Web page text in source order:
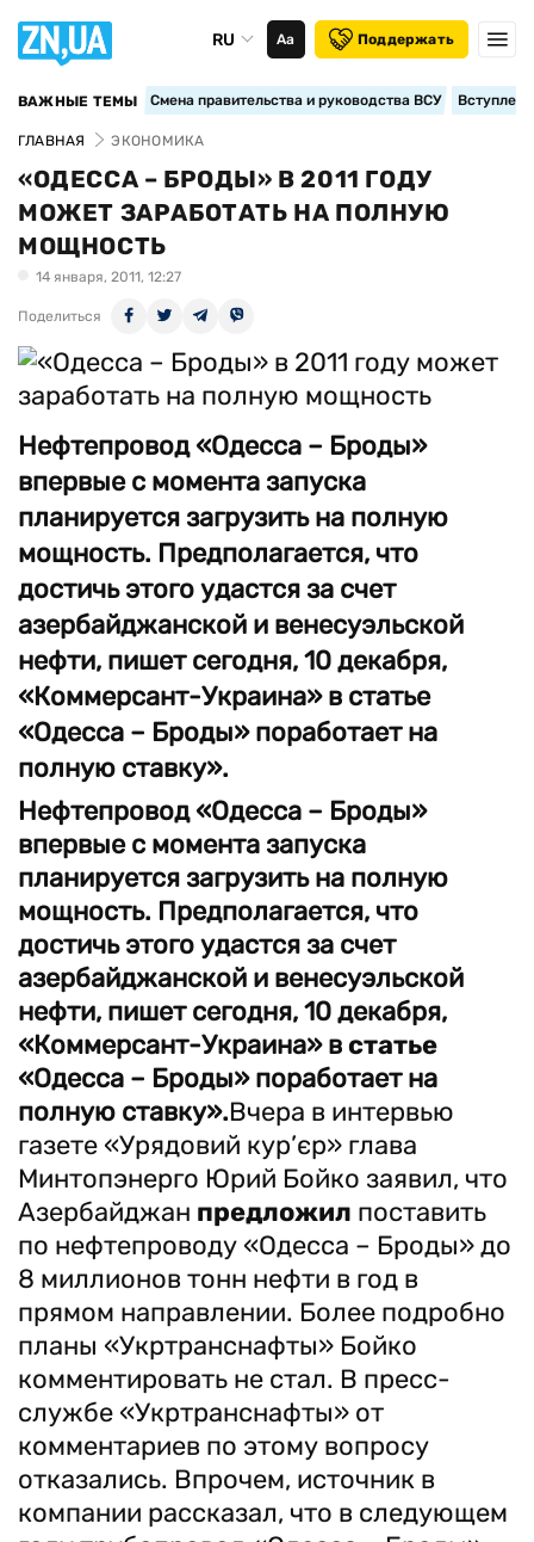
RU Аа Поддержать
ВАЖНЫЕ ТЕМЫ Смена правительства и руководства ВСУ
ГЛАВНАЯ ЭКОНОМИКА
«ОДЕССА – БРОДЫ» В 2011 ГОДУ
МОЖЕТ ЗАРАБОТАТЬ НА ПОЛНУЮ
МОЩНОСТЬ
14 января, 2011, 12:27
Поделиться
Нефтепровод «Одесса – Броды»
впервые с момента запуска
планируется загрузить на полную
мощность. Предполагается, что
достичь этого удастся за счет
азербайджанской и венесуэльской
нефти, пишет сегодня, 10 декабря,
«Коммерсант-Украина» в статье
«Одесса – Броды» поработает на
полную ставку».
Нефтепровод «Одесса – Броды»
впервые с момента запуска
планируется загрузить на полную
мощность. Предполагается, что
достичь этого удастся за счет
азербайджанской и венесуэльской
нефти, пишет сегодня, 10 декабря,
«Коммерсант-Украина» встатье
«Одесса – Броды» поработает на
полную ставку».Вчера в интервью
газете «Урядовий кур’єр» глава
Минтопэнерго Юрий Бойко заявил, что
Азербайджан предложил поставить
по нефтепроводу «Одесса – Броды» до
8 миллионов тонн нефти в год в
прямом направлении. Более подробно
планы «Укртранснафты» Бойко
комментировать не стал. В пресс-
службе «Укртранснафты» от
комментариев по этому вопросу
отказались. Впрочем, источник в
компании рассказал, что в следующем